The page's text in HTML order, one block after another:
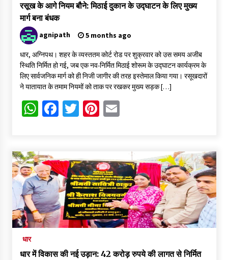
रसूख के आगे नियम बौने: मिठाई दुकान के उद्घाटन के लिए मुख्य
मार्ग बना बंधक
agnipath 5 months ago
धार, अग्निपथ। शहर के व्यस्ततम कोर्ट रोड पर शुक्रवार को उस समय अजीब
स्थिति निर्मित हो गई, जब एक नव-निर्मित मिठाई शोरूम के उद्घाटन कार्यक्रम के
लिए सार्वजनिक मार्ग को ही निजी जागीर की तरह इस्तेमाल किया गया। रसूखदारों
ने यातायात के तमाम नियमों को ताक पर रखकर मुख्य सड़क […]
WhatsApp
Facebook
TwitterPinterest
Email
धार
धार में विकास की नई उड़ान: 42 करोड़ रुपये की लागत से निर्मित